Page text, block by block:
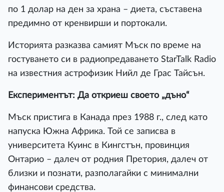
по 1 долар на ден за храна – диета, съставена
предимно от кренвирши и портокали.
Историята разказва самият Мъск по време на
гостуването си в радиопредаването StarTalk Radio
на известния астрофизик Нийл де Грас Тайсън.
Експериментът: Да откриеш своето „дъно“
Мъск пристига в Канада през 1988 г., след като
напуска Южна Африка. Той се записва в
университета Куинс в Кингстън, провинция
Онтарио – далеч от родния Претория, далеч от
близки и познати, разполагайки с минимални
финансови средства.